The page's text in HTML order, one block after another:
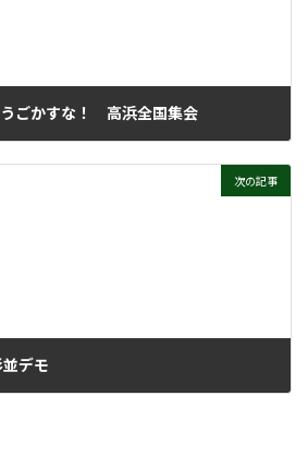
ごかすな！ 高浜全国集会
次の記事
デモ